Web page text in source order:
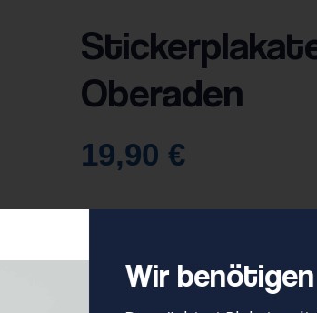
Oberaden
19,90 €
591922001
Wir